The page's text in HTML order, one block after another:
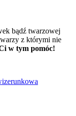
bądź twarzowej
z którymi nie
w tym pomóc!